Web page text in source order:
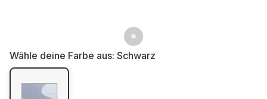
Wähle deine Farbe aus: Schwarz